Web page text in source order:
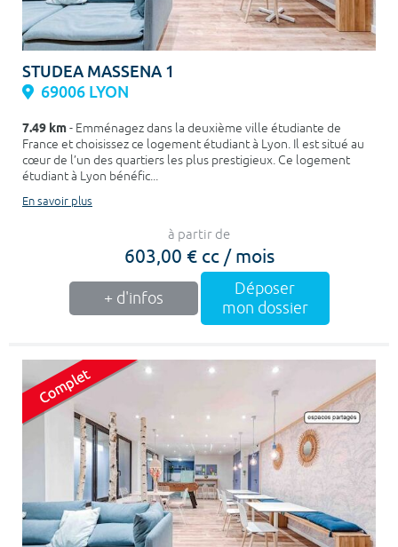
STUDEA MASSENA 1
69006 LYON
7.49 km- Emménagez dans la deuxième ville étudiante de
France et choisissez ce logement étudiant à Lyon. Il est situé au
cœur de l’un des quartiers les plus prestigieux. Ce logement
étudiant à Lyon bénéfic...
En savoir plus
à partir de
603,00 € cc / mois
+ d'infos
Déposer
mon dossier